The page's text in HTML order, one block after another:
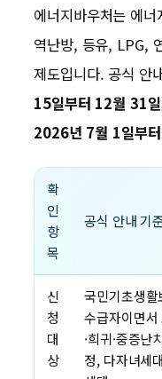
에너지바우처는 에
역난방, 등유, LPG,
제도입니다. 공식 안
15일부터 12월 31
2026년 7월 1일부
확
인
항
목
공식 안내 기
신
청
대
상
국민기초생활
수급자이면
·희귀·중증
정, 다자녀세